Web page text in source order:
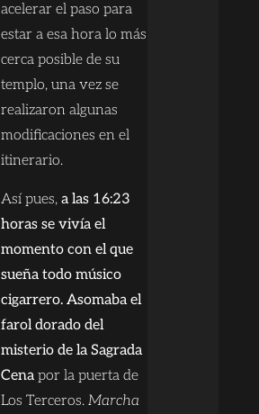
acelerar el paso para
estar a esa hora lo más
cerca posible de su
templo, una vez se
realizaron algunas
modificaciones en el
itinerario.
Así pues, a las 16:23
horas se vivía el
momento con el que
sueña todo músico
cigarrero. Asomaba el
farol dorado del
misterio de la Sagrada
Cenapor la puerta de
Los Terceros. Marcha